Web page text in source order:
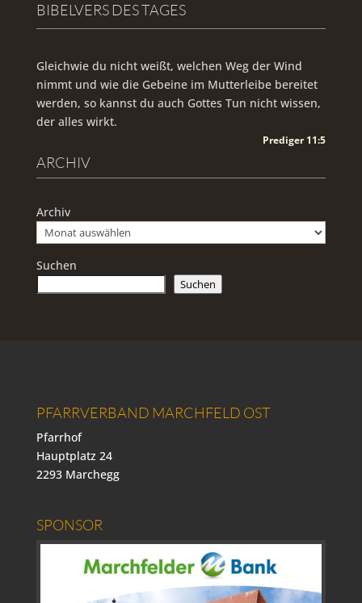
BIBELVERS DES TAGES
Gleichwie du nicht weißt, welchen Weg der Wind
nimmt und wie die Gebeine im Mutterleibe bereitet
werden, so kannst du auch Gottes Tun nicht wissen,
der alles wirkt.
Prediger 11:5
ARCHIV
Archiv
Suchen
Suchen
PFARRVERBAND MARCHFELD OST
Pfarrhof
Hauptplatz 24
2293 Marchegg
SPONSOR